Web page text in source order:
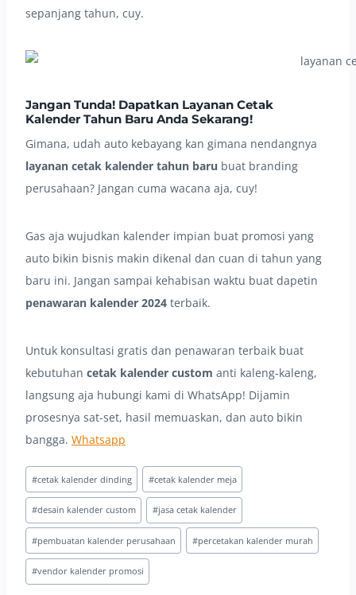
sepanjang tahun, cuy.
Jangan Tunda! Dapatkan Layanan Cetak
Kalender Tahun Baru Anda Sekarang!
Gimana, udah auto kebayang kan gimana nendangnya
layanan cetak kalender tahun baru buat branding
perusahaan? Jangan cuma wacana aja, cuy!
Gas aja wujudkan kalender impian buat promosi yang
auto bikin bisnis makin dikenal dan cuan di tahun yang
baru ini. Jangan sampai kehabisan waktu buat dapetin
penawaran kalender 2024 terbaik.
Untuk konsultasi gratis dan penawaran terbaik buat
kebutuhan cetak kalender custom anti kaleng-kaleng,
langsung aja hubungi kami di WhatsApp! Dijamin
prosesnya sat-set, hasil memuaskan, dan auto bikin
bangga. Whatsapp
Post
Tags:
#cetak kalender dinding #cetak kalender meja
#desain kalender custom #jasa cetak kalender
#pembuatan kalender perusahaan #percetakan kalender murah
#vendor kalender promosi